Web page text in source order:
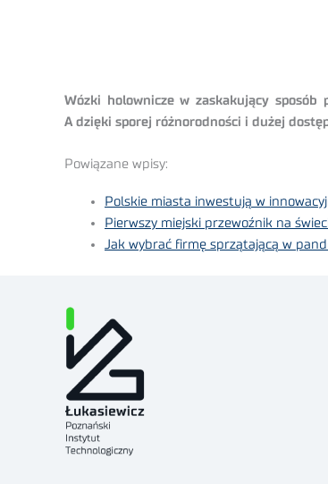
Wózki holownicze w zaskakujący
A dzięki sporej różnorodności i dużej
Powiązane wpisy:
Polskie miasta inwestują w
Pierwszy miejski przewoźnik na
Jak wybrać firmę sprzątającą w